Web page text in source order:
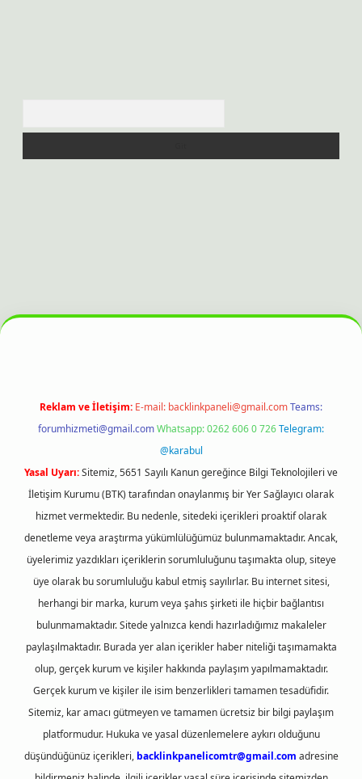
bahis sitesi
Reklam ve İletişim: E-mail: backlinkpaneli@gmail.comTeams:
forumhizmeti@gmail.comWhatsapp: 0262 606 0 726Telegram:
@karabul
Yasal Uyarı:Sitemiz, 5651 Sayılı Kanun gereğince Bilgi Teknolojileri ve
İletişim Kurumu (BTK) tarafından onaylanmış bir Yer Sağlayıcı olarak
hizmet vermektedir. Bu nedenle, sitedeki içerikleri proaktif olarak
denetleme veya araştırma yükümlülüğümüz bulunmamaktadır. Ancak,
üyelerimiz yazdıkları içeriklerin sorumluluğunu taşımakta olup, siteye
üye olarak bu sorumluluğu kabul etmiş sayılırlar. Bu internet sitesi,
herhangi bir marka, kurum veya şahıs şirketi ile hiçbir bağlantısı
bulunmamaktadır. Sitede yalnızca kendi hazırladığımız makaleler
paylaşılmaktadır. Burada yer alan içerikler haber niteliği taşımamakta
olup, gerçek kurum ve kişiler hakkında paylaşım yapılmamaktadır.
Gerçek kurum ve kişiler ile isim benzerlikleri tamamen tesadüfidir.
Sitemiz, kar amacı gütmeyen ve tamamen ücretsiz bir bilgi paylaşım
platformudur. Hukuka ve yasal düzenlemelere aykırı olduğunu
düşündüğünüz içerikleri, backlinkpanelicomtr@gmail.com adresine